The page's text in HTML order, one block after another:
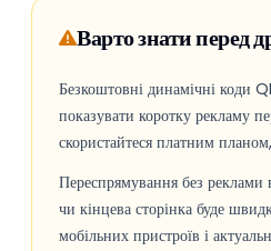
Варто знати перед
Безкоштовні динамічні коди
показувати коротку рекламу
скористайтеся платним
Переспрямування без реклами
чи кінцева сторінка буде
мобільних пристроїв і